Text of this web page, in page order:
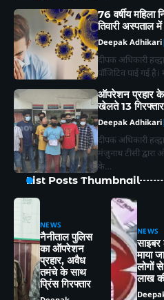
76 वर्षीय महिला
तिवारी अस्पताल में
Deepak Adhikari
दीपक अधिकारी
पॉजिटिव पाई गई
ऑपरेशन प्रहार के
खेलते 13
Deepak Adhikari
दीपक अधिकारी
मंजुनाथ टीसी द्वारा
के…
List Posts Thumbnail
NEWS
नैनीताल पुलिस
का ऑपरेशन
प्रहार, अवैध
तमंचे के साथ
प्रिंस गिरफ्तार
NEWS
साइबर
माया
लोगों
लाख
2
लालकुआं- यहाँ
का जखीरा,